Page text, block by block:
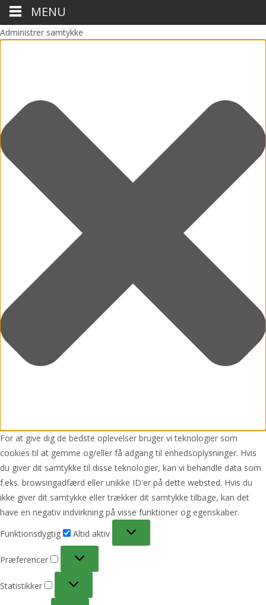
Administrer samtykke
For at give dig de bedste oplevelser bruger vi teknologier som
cookies til at gemme og/eller få adgang til enhedsoplysninger. Hvis
du giver dit samtykke til disse teknologier, kan vi behandle data som
f.eks. browsingadfærd eller unikke ID'er på dette websted. Hvis du
ikke giver dit samtykke eller trækker dit samtykke tilbage, kan det
have en negativ indvirkning på visse funktioner og egenskaber.
Funktionsdygtig
Altid aktiv
Præferencer
Statistikker
MENU